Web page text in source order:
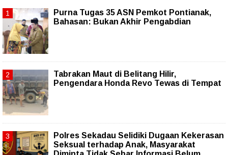
Purna Tugas 35 ASN Pemkot Pontianak,
Bahasan: Bukan Akhir Pengabdian
Tabrakan Maut di Belitang Hilir,
Pengendara Honda Revo Tewas di Tempat
Polres Sekadau Selidiki Dugaan Kekerasan
Seksual terhadap Anak, Masyarakat